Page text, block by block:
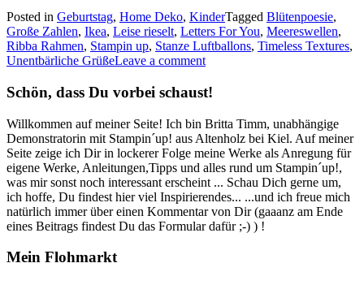
mit
Teddybär…“
Posted in Geburtstag, Home Deko, KinderTagged Blütenpoesie,
Große Zahlen, Ikea, Leise rieselt, Letters For You, Meereswellen,
Ribba Rahmen, Stampin up, Stanze Luftballons, Timeless Textures,
Unentbärliche GrüßeLeave a comment
Schön, dass Du vorbei schaust!
Willkommen auf meiner Seite! Ich bin Britta Timm, unabhängige
Demonstratorin mit Stampin´up! aus Altenholz bei Kiel. Auf meiner
Seite zeige ich Dir in lockerer Folge meine Werke als Anregung für
eigene Werke, Anleitungen,Tipps und alles rund um Stampin´up!,
was mir sonst noch interessant erscheint ... Schau Dich gerne um,
ich hoffe, Du findest hier viel Inspirierendes... ...und ich freue mich
natürlich immer über einen Kommentar von Dir (gaaanz am Ende
eines Beitrags findest Du das Formular dafür ;-) ) !
Mein Flohmarkt